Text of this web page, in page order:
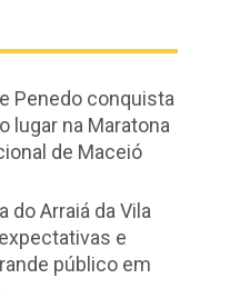
Penedo conquista
lugar na Maratona
de Maceió
do Arraiá da Vila
e
público em